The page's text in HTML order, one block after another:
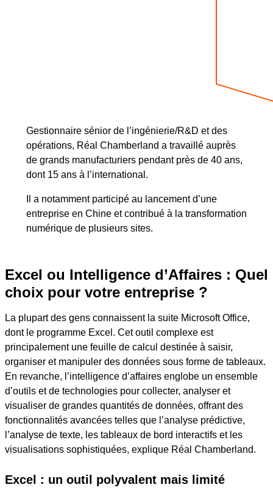
Gestionnaire sénior de l’ingénierie/R&D et des
opérations, Réal Chamberland a travaillé auprès
de grands manufacturiers pendant près de 40 ans,
dont 15 ans à l’international.
Il a notamment participé au lancement d’une
entreprise en Chine et contribué à la transformation
numérique de plusieurs sites.
Excel ou Intelligence d’Affaires : Quel
choix pour votre entreprise ?
La plupart des gens connaissent la suite Microsoft Office,
dont le programme Excel. Cet outil complexe est
principalement une feuille de calcul destinée à saisir,
organiser et manipuler des données sous forme de tableaux.
En revanche, l’intelligence d’affaires englobe un ensemble
d’outils et de technologies pour collecter, analyser et
visualiser de grandes quantités de données, offrant des
fonctionnalités avancées telles que l’analyse prédictive,
l’analyse de texte, les tableaux de bord interactifs et les
visualisations sophistiquées, explique Réal Chamberland.
Excel : un outil polyvalent mais limité